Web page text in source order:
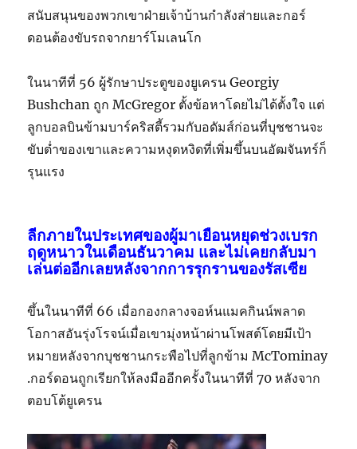
สนับสนุนของพวกเขาฝ่ายเจ้าบ้านกำลังส่ายและกอร์
ดอนต้องขับรถจากยาร์โมเลนโก
ในนาทีที่ 56 ผู้รักษาประตูของยูเครน Georgiy
Bushchan ถูก McGregor ตั้งข้อหาโดยไม่ได้ตั้งใจ แต่
ลูกบอลบินข้ามบาร์คริสตี้รวมกับอดัมส์ก่อนที่บุชชานจะ
ขับต่ำของเขาและความหงุดหงิดที่เพิ่มขึ้นบนอัฒจันทร์ก็
รุนแรง
ลีกภายในประเทศของผู้มาเยือนหยุดช่วงเบรก
ฤดูหนาวในเดือนธันวาคม และไม่เคยกลับมา
เล่นต่ออีกเลยหลังจากการรุกรานของรัสเซีย
ขึ้นในนาทีที่ 66 เมื่อกองกลางจอห์นแมคกินน์พลาด
โอกาสอันรุ่งโรจน์เมื่อเขามุ่งหน้าผ่านโพสต์โดยมีเป้า
หมายหลังจากบุชชานกระพือไปที่ลูกข้าม McTominay
.กอร์ดอนถูกเรียกให้ลงมืออีกครั้งในนาทีที่ 70 หลังจาก
ตอบโต้ยูเครน